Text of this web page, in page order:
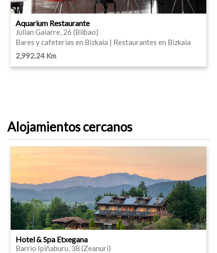
Aquarium Restaurante
Julian Gaiarre, 26 (Bilbao)
Bares y cafeterías en Bizkaia | Restaurantes en Bizkaia
2,992.24 Km
Alojamientos cercanos
Hotel & Spa Etxegana
Barrio Ipiñaburu, 38 (Zeanuri)